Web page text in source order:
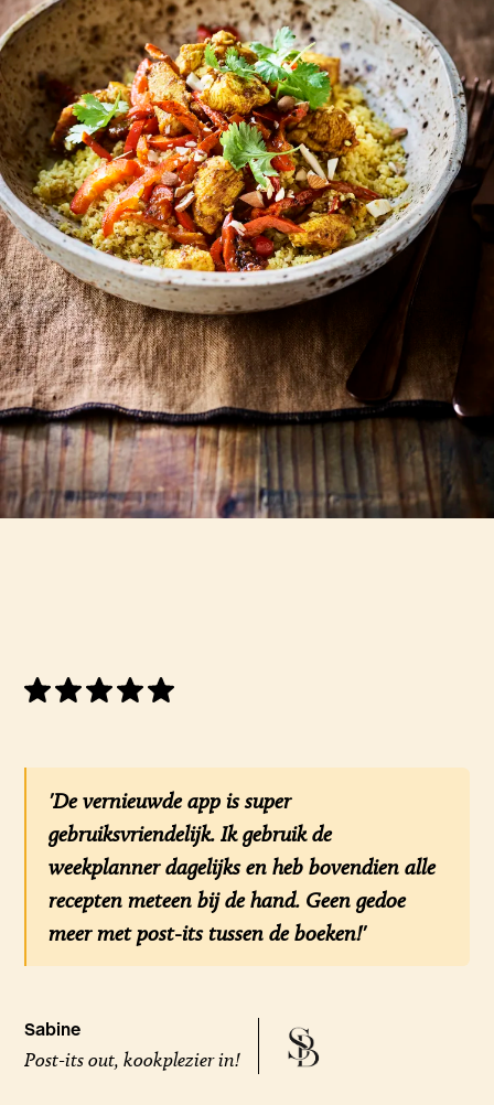
'De vernieuwde app is super
gebruiksvriendelijk. Ik gebruik de
weekplanner dagelijks en heb bovendien alle
recepten meteen bij de hand. Geen gedoe
meer met post-its tussen de boeken!'
Sabine
Post-its out, kookplezier in!